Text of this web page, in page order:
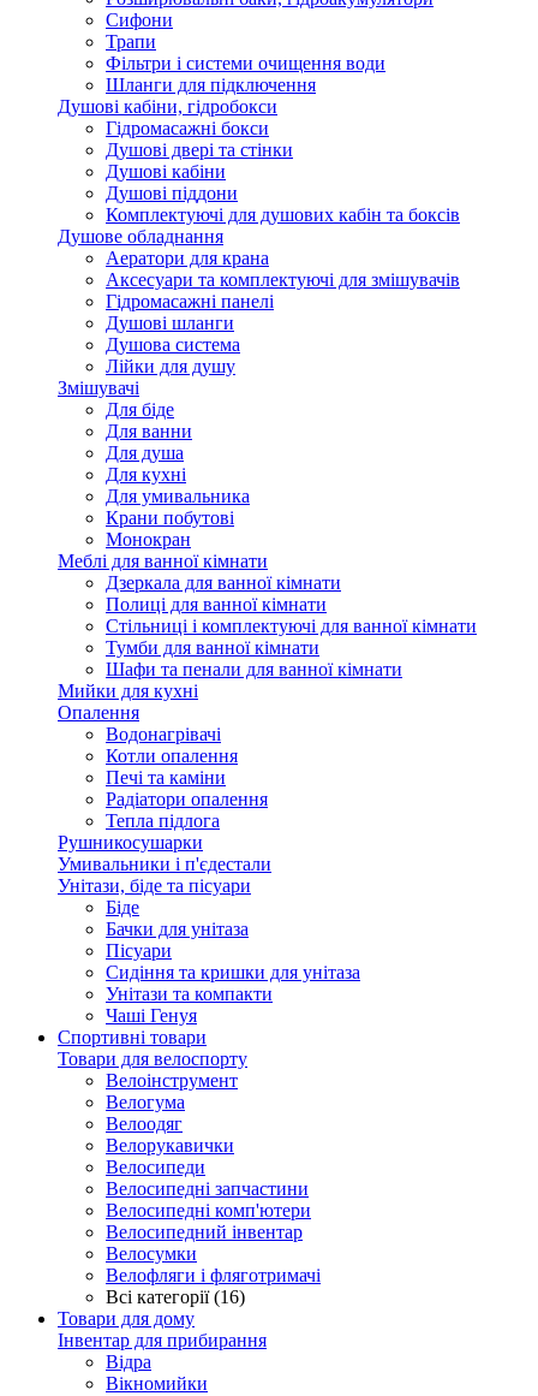
Сифони
Трапи
Фільтри і системи очищення води
Шланги для підключення
Душові кабіни, гідробокси
Гідромасажні бокси
Душові двері та стінки
Душові кабіни
Душові піддони
Комплектуючі для душових кабін та боксів
Душове обладнання
Аератори для крана
Аксесуари та комплектуючі для змішувачів
Гідромасажні панелі
Душові шланги
Душова система
Лійки для душу
Змішувачі
Для біде
Для ванни
Для душа
Для кухні
Для умивальника
Крани побутові
Монокран
Меблі для ванної кімнати
Дзеркала для ванної кімнати
Полиці для ванної кімнати
Стільниці і комплектуючі для ванної кімнати
Тумби для ванної кімнати
Шафи та пенали для ванної кімнати
Мийки для кухні
Опалення
Водонагрівачі
Котли опалення
Печі та каміни
Радіатори опалення
Тепла підлога
Рушникосушарки
Умивальники і п'єдестали
Унітази, біде та пісуари
Біде
Бачки для унітаза
Пісуари
Сидіння та кришки для унітаза
Унітази та компакти
Чаші Генуя
Спортивні товари
Товари для велоспорту
Велоінструмент
Велогума
Велоодяг
Велорукавички
Велосипеди
Велосипедні запчастини
Велосипедні комп'ютери
Велосипедний інвентар
Велосумки
Велофляги і фляготримачі
Всі категорії (16)
Товари для дому
Інвентар для прибирання
Відра
Вікномийки